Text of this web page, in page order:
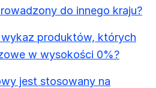
do innego kraju?
produktów, których
w wysokości 0%?
jest stosowany na